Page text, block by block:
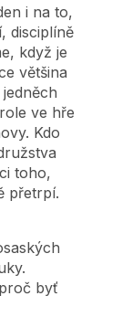
i na to,
disciplíně
když je
většina
ve hře
Kdo
toho,
přetrpí.
byť